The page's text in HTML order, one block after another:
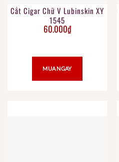
Cắt Cigar Chữ V Lubinskin XY
1545
60.000₫
MUA NGAY